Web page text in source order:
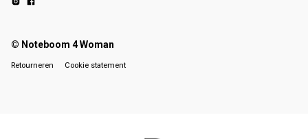
© Noteboom 4 Woman
Retourneren Cookie statement